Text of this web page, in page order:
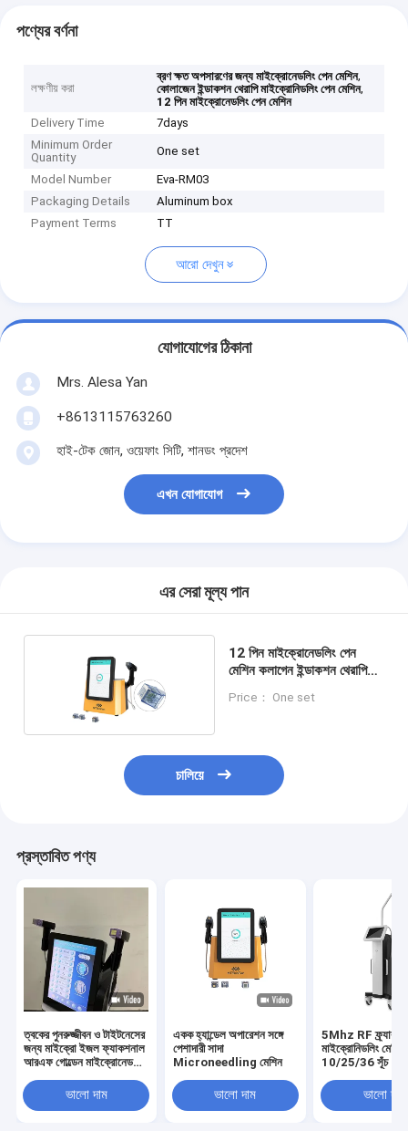
পণ্যের বর্ণনা
লক্ষণীয় করা
ব্রণ ক্ষত অপসারণের জন্য মাইক্রোনেডলিং পেন মেশিন,
কোলাজেন ইন্ডাকশন থেরাপি মাইক্রোনিডলিং পেন মেশিন,
12 পিন মাইক্রোনেডলিং পেন মেশিন
Delivery Time
7days
Minimum Order
Quantity
One set
Model Number
Eva-RM03
Packaging Details
Aluminum box
Payment Terms
TT
আরো দেখুন
যোগাযোগের ঠিকানা
Mrs. Alesa Yan
+8613115763260
হাই-টেক জোন, ওয়েফাং সিটি, শানডং প্রদেশ
এখন যোগাযোগ
এর সেরা মূল্য পান
12 পিন মাইক্রোনেডলিং পেন
মেশিন কলাগেন ইন্ডাকশন থেরাপি
Price： One set
চালিয়ে
প্রস্তাবিত পণ্য
ত্বকের পুনরুজ্জীবন ও টাইটনেসের
জন্য মাইক্রো ইজল ফ্যাকশনাল
আরএফ গোল্ডেন মাইক্রোনেডলিং
ভালো দাম
একক হ্যান্ডেল অপারেশন সঙ্গে
পেশাদারী সাদা
Microneedling মেশিন
ভালো দাম
5Mhz RF
মাইক্রোনিডলিং মেশিন
10/25/36 সূঁচ
ভালো দাম